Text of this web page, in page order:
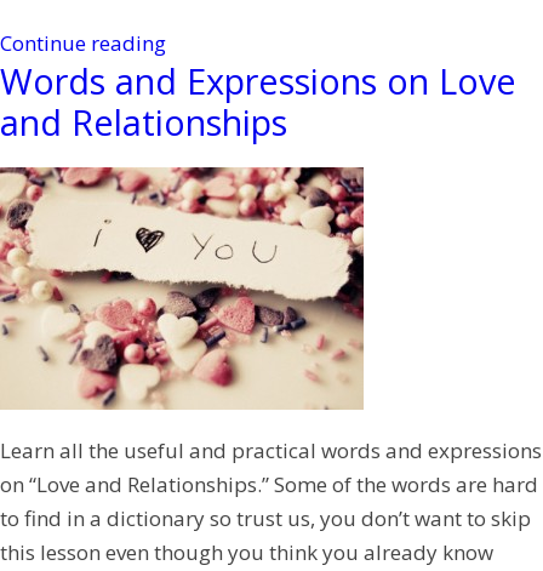
Continue reading
Words and Expressions on Love
and Relationships
Learn all the useful and practical words and expressions
on “Love and Relationships.” Some of the words are hard
to find in a dictionary so trust us, you don’t want to skip
this lesson even though you think you already know